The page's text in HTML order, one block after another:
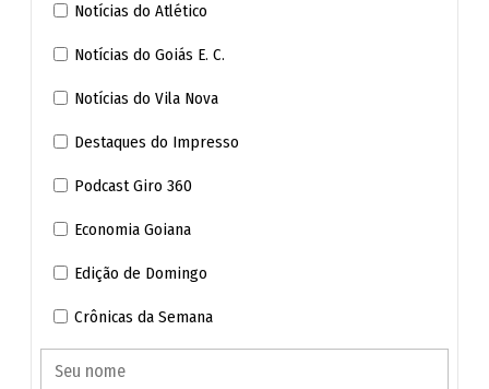
15/8 - Último dia para pagamento da taxa de
inscrição
3/9 - Resultado da prova de títulos
10/9 - Resultado final do processo seletivo
Notícias do Atlético
Notícias do Goiás E. C.
Notícias do Vila Nova
Destaques do Impresso
Podcast Giro 360
Economia Goiana
Edição de Domingo
Crônicas da Semana